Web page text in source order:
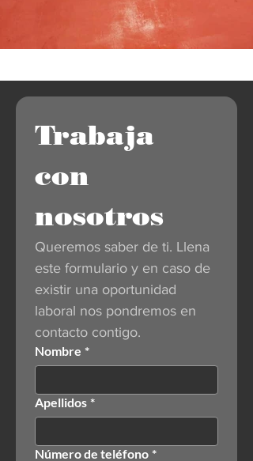
Trabaja
con
nosotros
Queremos saber de ti. Llena
este formulario y en caso de
existir una oportunidad
laboral nos pondremos en
contacto contigo.
Nombre *
Apellidos *
Número de teléfono *